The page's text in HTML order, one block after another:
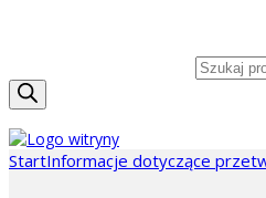
StartInformacje dotyczące